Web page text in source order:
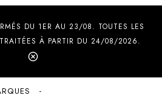
DU 1ER AU 23/08. TOUTES LES
À PARTIR DU 24/08/2026.